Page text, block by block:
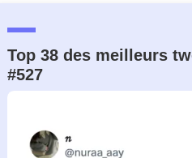
Top 38 des meilleurs
#527